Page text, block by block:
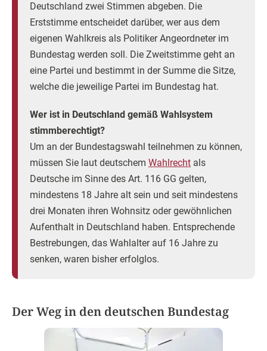
Deutschland zwei Stimmen abgeben. Die
Erststimme entscheidet darüber, wer aus dem
eigenen Wahlkreis als Politiker Angeordneter im
Bundestag werden soll. Die Zweitstimme geht an
eine Partei und bestimmt in der Summe die Sitze,
welche die jeweilige Partei im Bundestag hat.
Wer ist in Deutschland gemäß Wahlsystem
stimmberechtigt?
Um an der Bundestagswahl teilnehmen zu können,
müssen Sie laut deutschem Wahlrecht als
Deutsche im Sinne des Art. 116 GG gelten,
mindestens 18 Jahre alt sein und seit mindestens
drei Monaten ihren Wohnsitz oder gewöhnlichen
Aufenthalt in Deutschland haben. Entsprechende
Bestrebungen, das Wahlalter auf 16 Jahre zu
senken, waren bisher erfolglos.
Der Weg in den deutschen Bundestag